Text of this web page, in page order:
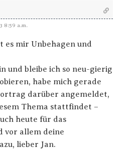
8:59 a.m.
es mir Unbehagen und
und bleibe ich so neu-gierig
habe mich gerade
darüber angemeldet,
Thema stattfindet –
heute für das
vor allem deine
lieber Jan.